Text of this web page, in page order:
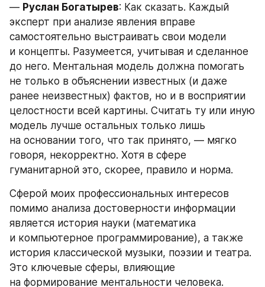
— Руслан Богатырев: Как сказать. Каждый
эксперт при анализе явления вправе
самостоятельно выстраивать свои модели
и концепты. Разумеется, учитывая и сделанное
до него. Ментальная модель должна помогать
не только в объяснении известных (и даже
ранее неизвестных) фактов, но и в восприятии
целостности всей картины. Считать ту или иную
модель лучше остальных только лишь
на основании того, что так принято, — мягко
говоря, некорректно. Хотя в сфере
гуманитарной это, скорее, правило и норма.
Сферой моих профессиональных интересов
помимо анализа достоверности информации
является история науки (математика
и компьютерное программирование), а также
история классической музыки, поэзии и театра.
Это ключевые сферы, влияющие
на формирование ментальности человека.